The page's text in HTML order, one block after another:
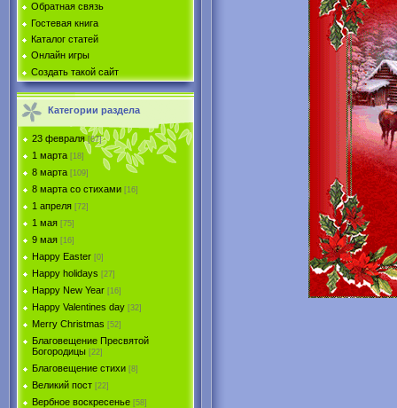
Обратная связь
Гостевая книга
Каталог статей
Онлайн игры
Создать такой сайт
Категории раздела
23 февраля [67]
1 марта [18]
8 марта [109]
8 марта со стихами [16]
1 апреля [72]
1 мая [75]
9 мая [16]
Happy Easter [0]
Happy holidays [27]
Happy New Year [16]
Happy Valentines day [32]
Merry Christmas [52]
Благовещение Пресвятой
Богородицы [22]
Благовещение стихи [8]
Великий пост [22]
Вербное воскресенье [58]